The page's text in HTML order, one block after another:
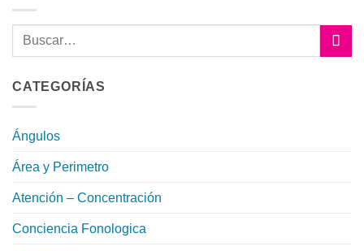
CATEGORÍAS
Ángulos
Área y Perimetro
Atención – Concentración
Conciencia Fonologica